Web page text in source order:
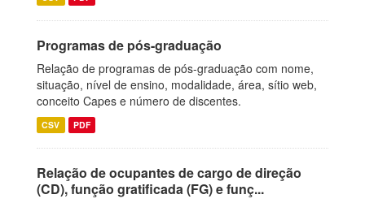
Programas de pós-graduação
Relação de programas de pós-graduação com nome,
situação, nível de ensino, modalidade, área, sítio web,
conceito Capes e número de discentes.
CSV PDF
Relação de ocupantes de cargo de direção
(CD), função gratificada (FG) e funç...